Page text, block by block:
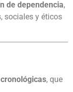
de dependencia,
sociales y éticos
, que